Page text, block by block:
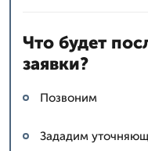
Что будет
заявки?
Позвоним
Зададим